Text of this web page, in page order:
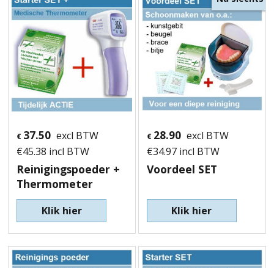
€ 37.50 excl BTW
€45.38 incl BTW
Reinigingspoeder +
Thermometer
Klik hier
€ 28.90 excl BTW
€34.97 incl BTW
Voordeel SET
Klik hier